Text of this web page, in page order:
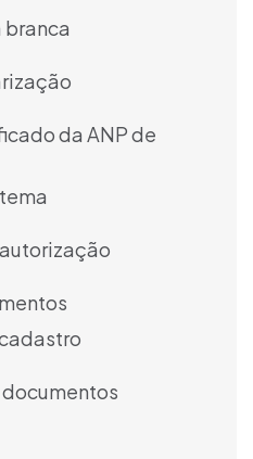
da ANP de
documentos